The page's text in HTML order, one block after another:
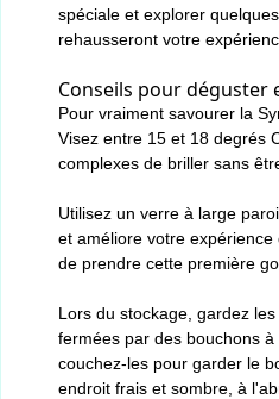
spéciale et explorer
rehausseront votre
Conseils pour déguster
Pour vraiment savourer la
Visez entre 15 et 18 degrés
complexes de briller sans
Utilisez un verre à large
et améliore votre
de prendre cette première
Lors du stockage, gardez
fermées par des bouchons à
couchez-les pour garder le
endroit frais et sombre, à